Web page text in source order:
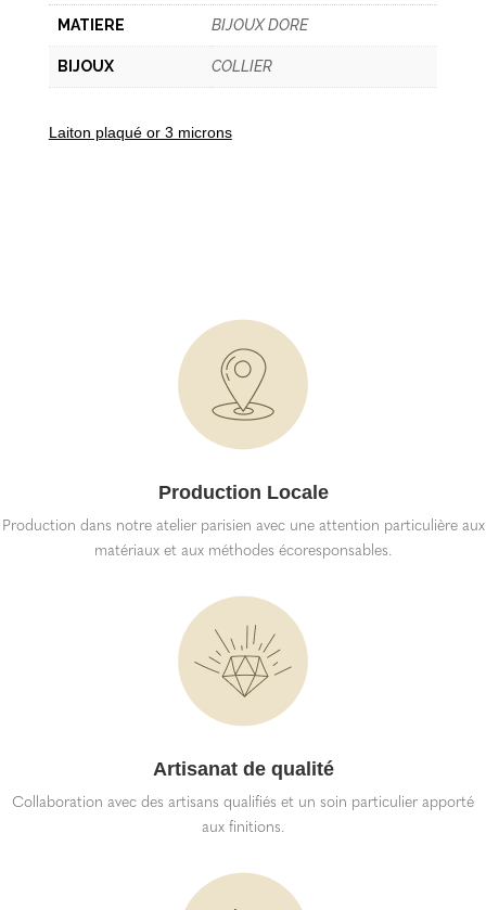
MATIERE BIJOUX DORE
BIJOUX COLLIER
Laiton plaqué or 3 microns
Production Locale
Production dans notre atelier parisien avec une attention particulière aux
matériaux et aux méthodes écoresponsables.
Artisanat de qualité
Collaboration avec des artisans qualifiés et un soin particulier apporté
aux finitions.